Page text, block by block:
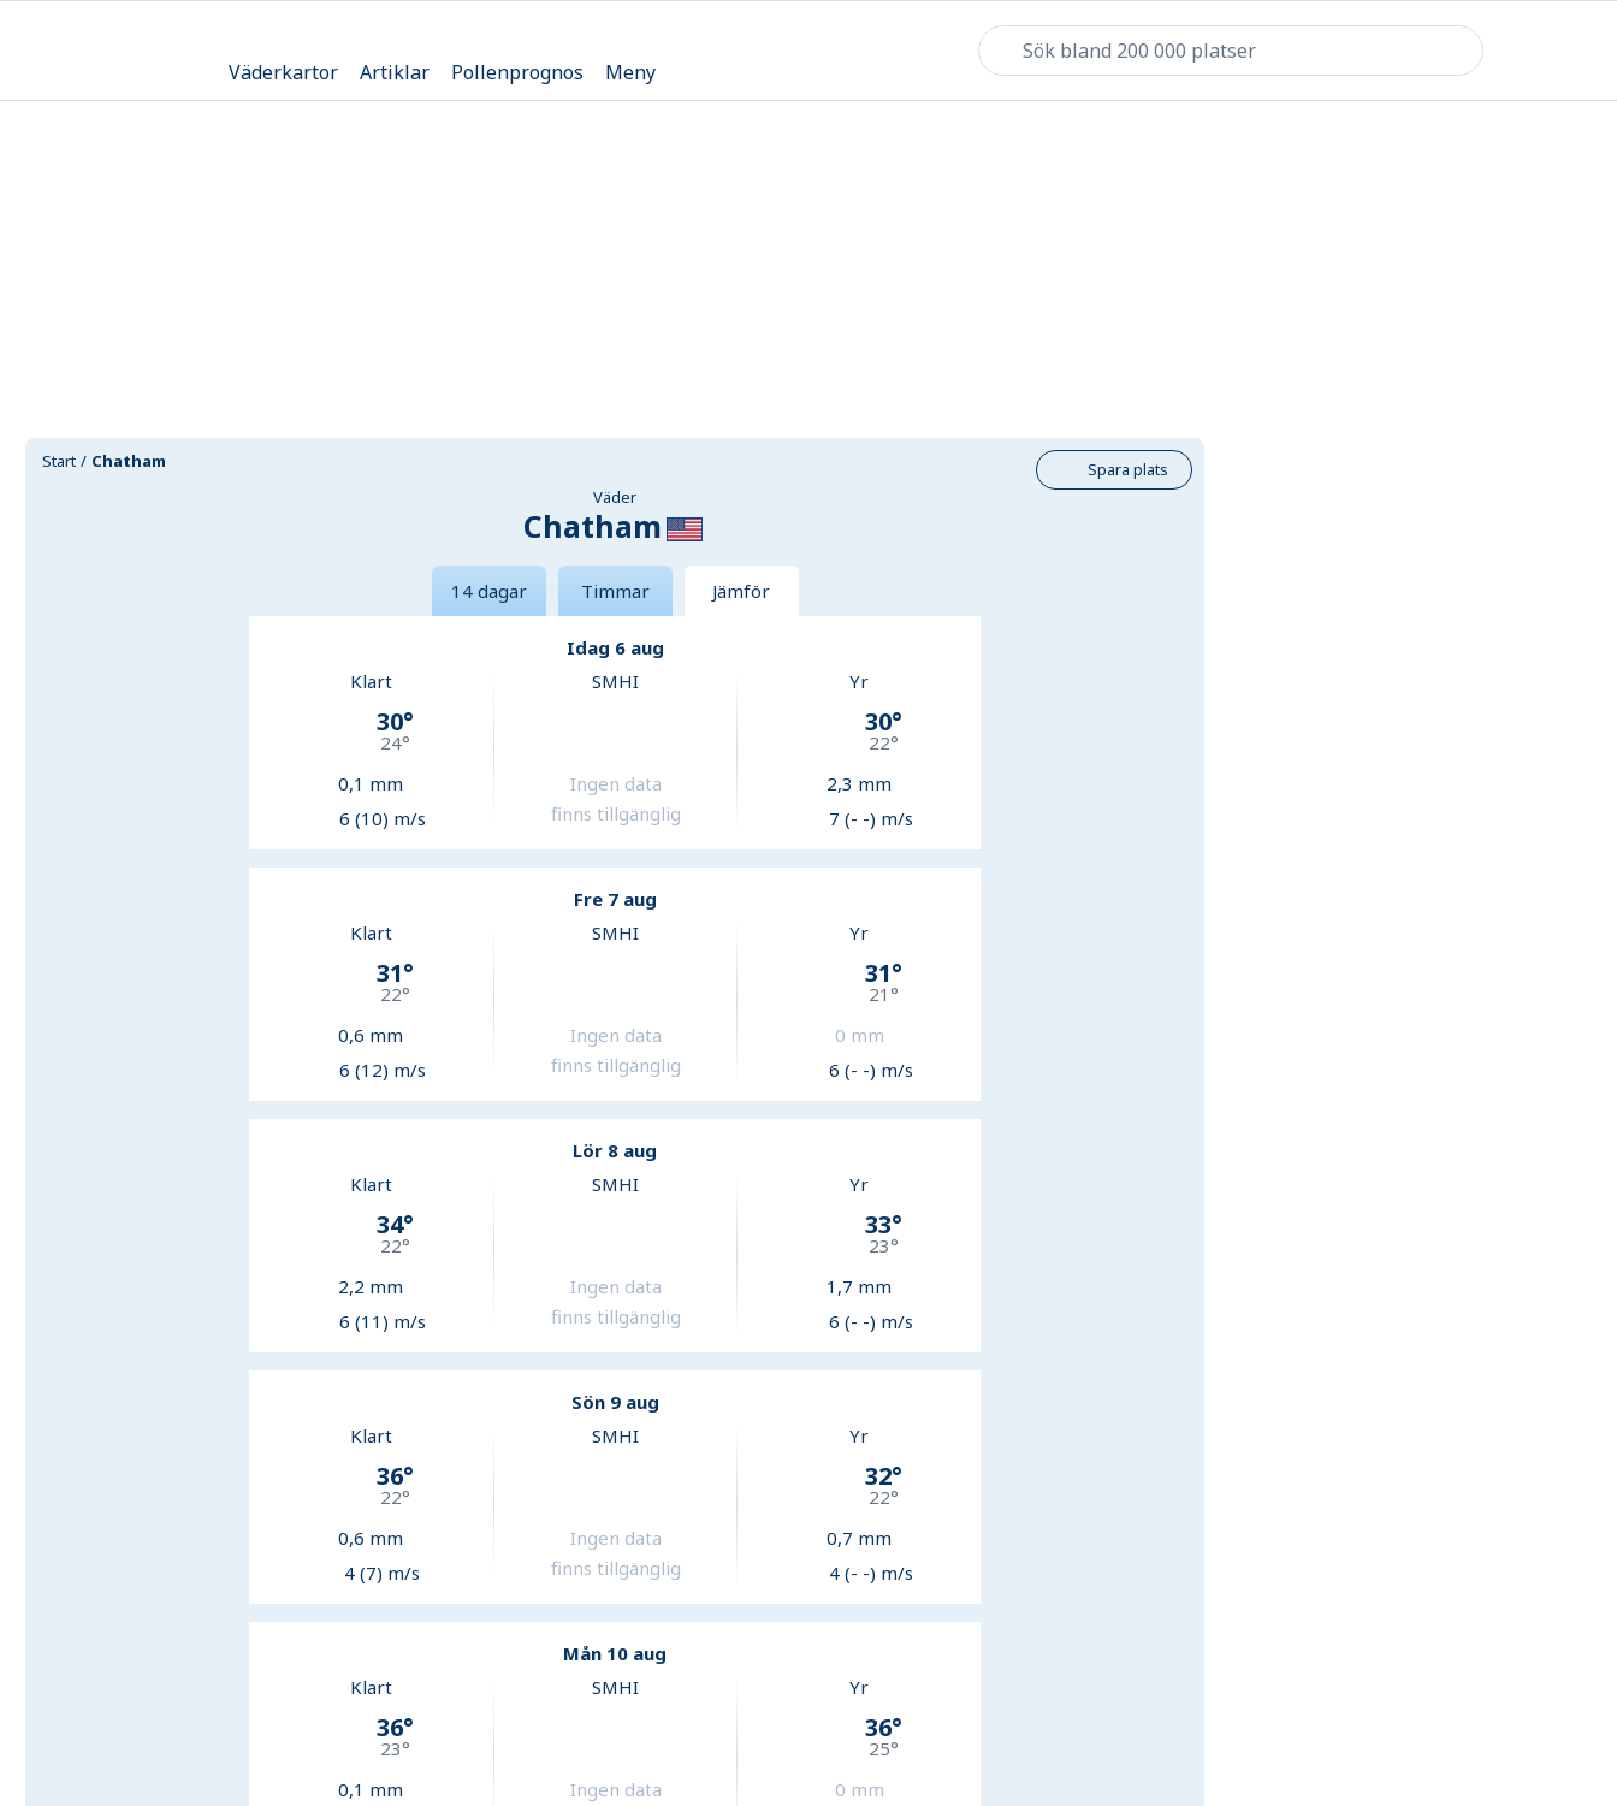
Väderkartor Artiklar Pollenprognos Meny
Start Chatham
Spara plats
Väder
Chatham
14 dagar Timmar Jämför
Idag 6 aug
Klart
30°
24°
0,1 mm
6 (10) m/s
SMHI
Ingen data
finns tillgänglig
Yr
30°
22°
2,3 mm
7 (- -) m/s
Fre 7 aug
Klart
31°
22°
0,6 mm
6 (12) m/s
SMHI
Ingen data
finns tillgänglig
Yr
31°
21 °
0 mm
6 (- -) m/s
Lör 8 aug
Klart
34°
22°
2,2 mm
6 (11) m/s
SMHI
Ingen data
finns tillgänglig
Yr
33°
23°
1,7 mm
6 (- -) m/s
Sön 9 aug
Klart
36°
22°
0,6 mm
4 (7) m/s
SMHI
Ingen data
finns tillgänglig
Yr
32°
22°
0,7 mm
4 (- -) m/s
Mån 10 aug
Klart
36°
23°
0,1 mm
SMHI
Ingen data
Yr
36°
25°
0 mm